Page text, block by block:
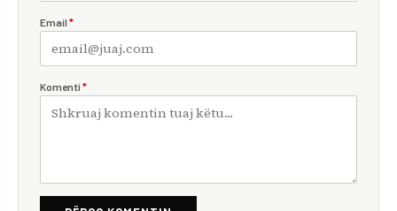
Email *
Komenti *